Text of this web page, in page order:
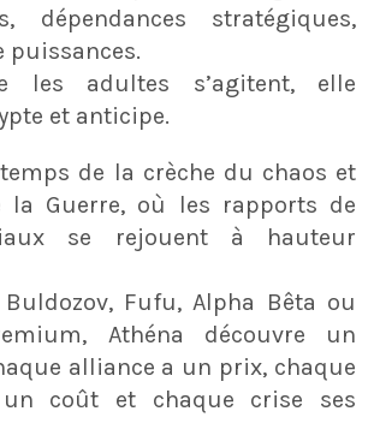
dépendances stratégiques,
puissances.
les adultes s’agitent, elle
et anticipe.
de la crèche du chaos et
la Guerre, où les rapports de
se rejouent à hauteur
Buldozov, Fufu, Alpha Bêta ou
Athéna découvre un
alliance a un prix, chaque
un coût et chaque crise ses